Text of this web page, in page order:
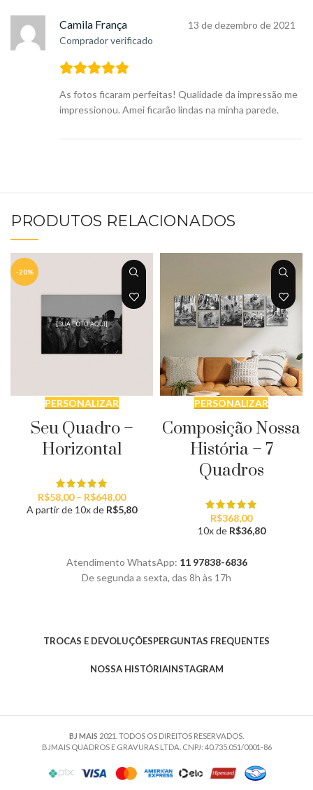
Camila França
Comprador verificado
13 de dezembro de 2021
As fotos ficaram perfeitas! Qualidade da impressão me
impressionou. Amei ficarão lindas na minha parede.
PRODUTOS RELACIONADOS
-20%
PERSONALIZAR
Seu Quadro –
Horizontal
R$58,00 – R$648,00Faixa
de
R$648,00
A partir de 10x de R$5,80
PERSONALIZAR
Composição Nossa
História – 7
Quadros
R$368,00
10x de R$36,80
Atendimento WhatsApp: 11 97838-6836
De segunda a sexta, das 8h às 17h
TROCAS E DEVOLUÇÕESPERGUNTAS FREQUENTES
NOSSA HISTÓRIAINSTAGRAM
BJ MAIS 2021. TODOS OS DIREITOS RESERVADOS.
BJMAIS QUADROS E GRAVURAS LTDA. CNPJ: 40.735.051/0001-86